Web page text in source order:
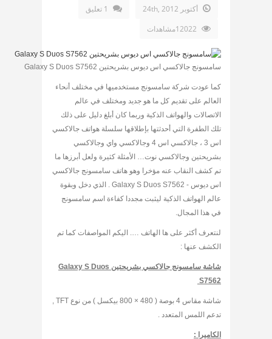
أكتوبر 24th, 2012
1 تعليق
سامسونج جالاكسي اس ديوس بشريحتين Galaxy S Duos S7562
كما عودت شركة سامسونج مستخدميها في مختلف أنحاء
العالم على تقديم كل ما هو جديد ومختلف في عالم
الاتصالات والهواتف الذكية وربما كان أبلغ دليل على ذلك
تلك الطفرة التي أحدثتها بإطلاقها سلسلة هواتف جالاكسي
اس 3 ، جالاكسي اس 4 وجالاكسي واي وجالاكسي
بشريحتين وجالاكسي نوت… الأمثلة كثيرة ولعل أبرزها ما
تم كشف النقاب عنه مؤخرا وهو هاتف سامسونج جالاكسي
اس ديوس - Galaxy S Duos S7562 . الذي دخل وبقوة
عالم الهواتف الذكية ليثبت مجددا كفاءة اسم سامسونج
في هذا المجال.
لنتعرف أكثر على ها الهاتف …. اليكم المواصفات كما تم
الكشف عنها :
شاشة سامسونج جالاكسي بشريحتين Galaxy S Duos
S7562
شاشة مقاس 4 بوصة ( 480 × 800 بيكسل ) من نوع TFT ,
تدعم اللمس المتعدد .
الكاميرا :